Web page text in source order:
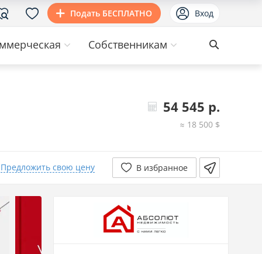
Подать БЕСПЛАТНО Вход
Собственникам
54 545 р.
≈ 18 500 $
Предложить свою цену В избранное